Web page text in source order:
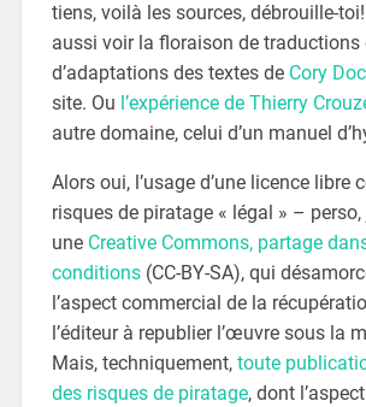
tiens, voilà les sources, débrouille-
aussi voir la floraison de traductions
d’adaptations des textes de Cory
site. Ou l’expérience de Thierry
autre domaine, celui d’un manuel
Alors oui, l’usage d’une licence libre
risques de piratage « légal » – perso,
une Creative Commons, partage
conditions(CC-BY-SA), qui
l’aspect commercial de la
l’éditeur à republier l’œuvre sous la
Mais, techniquement, toute
des risques de piratage, dont